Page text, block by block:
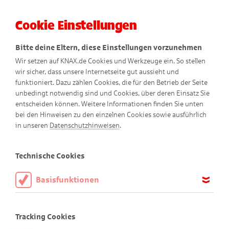
KNAXige Comics
Cookie Einstellungen
Bitte deine Eltern, diese Einstellungen vorzunehmen
Wir setzen auf KNAX.de Cookies und Werkzeuge ein. So stellen
wir sicher, dass unsere Internetseite gut aussieht und
funktioniert. Dazu zählen Cookies, die für den Betrieb der Seite
unbedingt notwendig sind und Cookies, über deren Einsatz Sie
entscheiden können. Weitere Informationen finden Sie unten
bei den Hinweisen zu den einzelnen Cookies sowie ausführlich
in unseren Datenschutzhinweisen.
Technische Cookies
Basisfunktionen
aktiviert sein.
Tracking Cookies